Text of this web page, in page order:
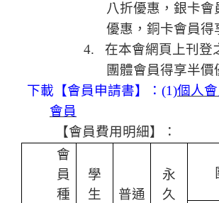
八折優惠，銀卡會
優惠，銅卡會員得
4. 在本會網頁上刊登
團體會員得享半價
下載【會員申請書】： (1)個人會
會員
【會員費用明細 】
：
會
員
種
學
生
普通
永
久